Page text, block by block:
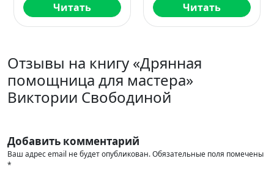
Читать Читать
Отзывы на книгу «Дрянная
помощница для мастера»
Виктории Свободиной
Добавить комментарий
Ваш адрес email не будет опубликован.Обязательные поля помечены
*